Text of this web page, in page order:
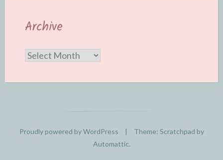
Archive
Archive
Proudly powered by WordPress |
Theme: Scratchpad by
Automattic.